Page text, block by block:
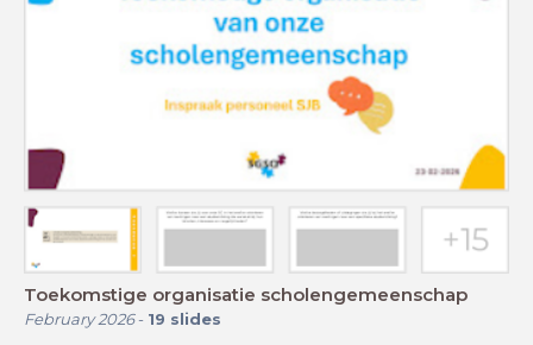
Toekomstige organisatie scholengemeenschap
February 2026- 19 slides